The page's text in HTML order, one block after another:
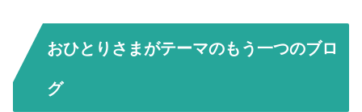
おひとりさまがテーマのもう一つのブロ
グ